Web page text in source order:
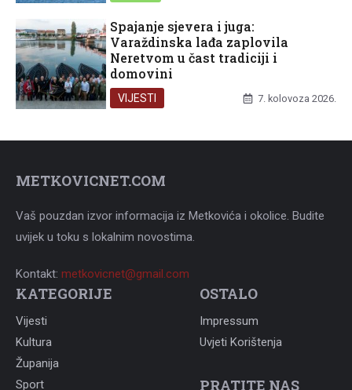
Spajanje sjevera i juga:
Varaždinska lađa zaplovila
Neretvom u čast tradiciji i
domovini
VIJESTI 7. kolovoza 2026.
METKOVICNET.COM
Vaš pouzdan izvor informacija iz Metkovića i okolice. Budite
uvijek u toku s lokalnim novostima.
Kontakt: metkovicnet@gmail.com
KATEGORIJE
Vijesti
Kultura
Županija
Sport
OSTALO
Impressum
Uvjeti Korištenja
PRATITE NAS